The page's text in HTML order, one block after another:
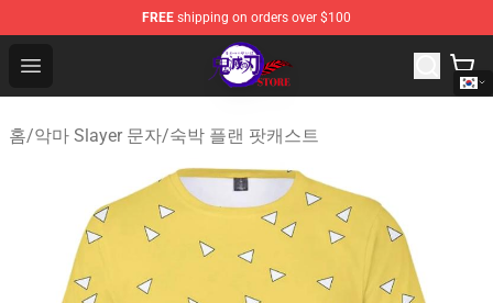
FREE shipping on orders over $100
Open menu
Kimetsu no Yaiba Store - Official Kimetsu no Yaiba
홈/악마 Slayer 문자/숙박 플랜 팟캐스트